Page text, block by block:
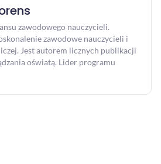
wczesnoszkolna
Jolanta Okuniewska - Ewolucja
to ciekawe" w odpowiedzi na
zawodowego nauczycieli.
zawodowe nauczycieli i
Jest autorem licznych publikacji
oświatą. Lider programu